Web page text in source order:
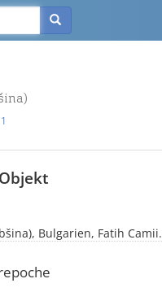
Bulgarien, Fatih Camii.